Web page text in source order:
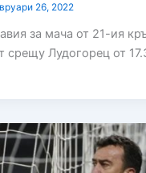
26, 2022
за мача от 21-ия
срещу Лудогорец от